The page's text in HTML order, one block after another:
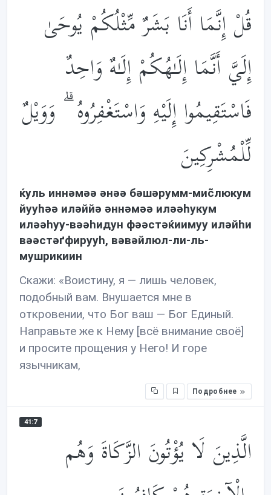
قُلْ إِنَّمَا أَنَا بَشَرٌ مِّثْلُكُمْ يُوحَىٰ
إِلَيَّ أَنَّمَا إِلَـٰهُكُمْ إِلَـٰهٌ وَاحِدٌ
فَاسْتَقِيمُوا إِلَيْهِ وَاسْتَغْفِرُوهُ ۗ وَوَيْلٌ
لِّلْمُشْرِكِينَ
ќуль иннəмəə əнəə бəшəрумм-миc̃люкум
йууhəə илəййə əннəмəə илəəhукум
илəəhуу-вəəhидун фəəстəќиимуу илəйhи
вəəстəґфирууh, вəвəйлюл-ли-ль-
мушрикиин
Скажи: «Воистину, я — лишь человек,
подобный вам. Внушается мне в
откровении, что Бог ваш — Бог Единый.
Направьте же к Нему [всё внимание своё]
и просите прощения у Него! И горе
язычникам,
Подробнее
41:7
الَّذِينَ لَا يُؤْتُونَ الزَّكَاةَ وَهُم